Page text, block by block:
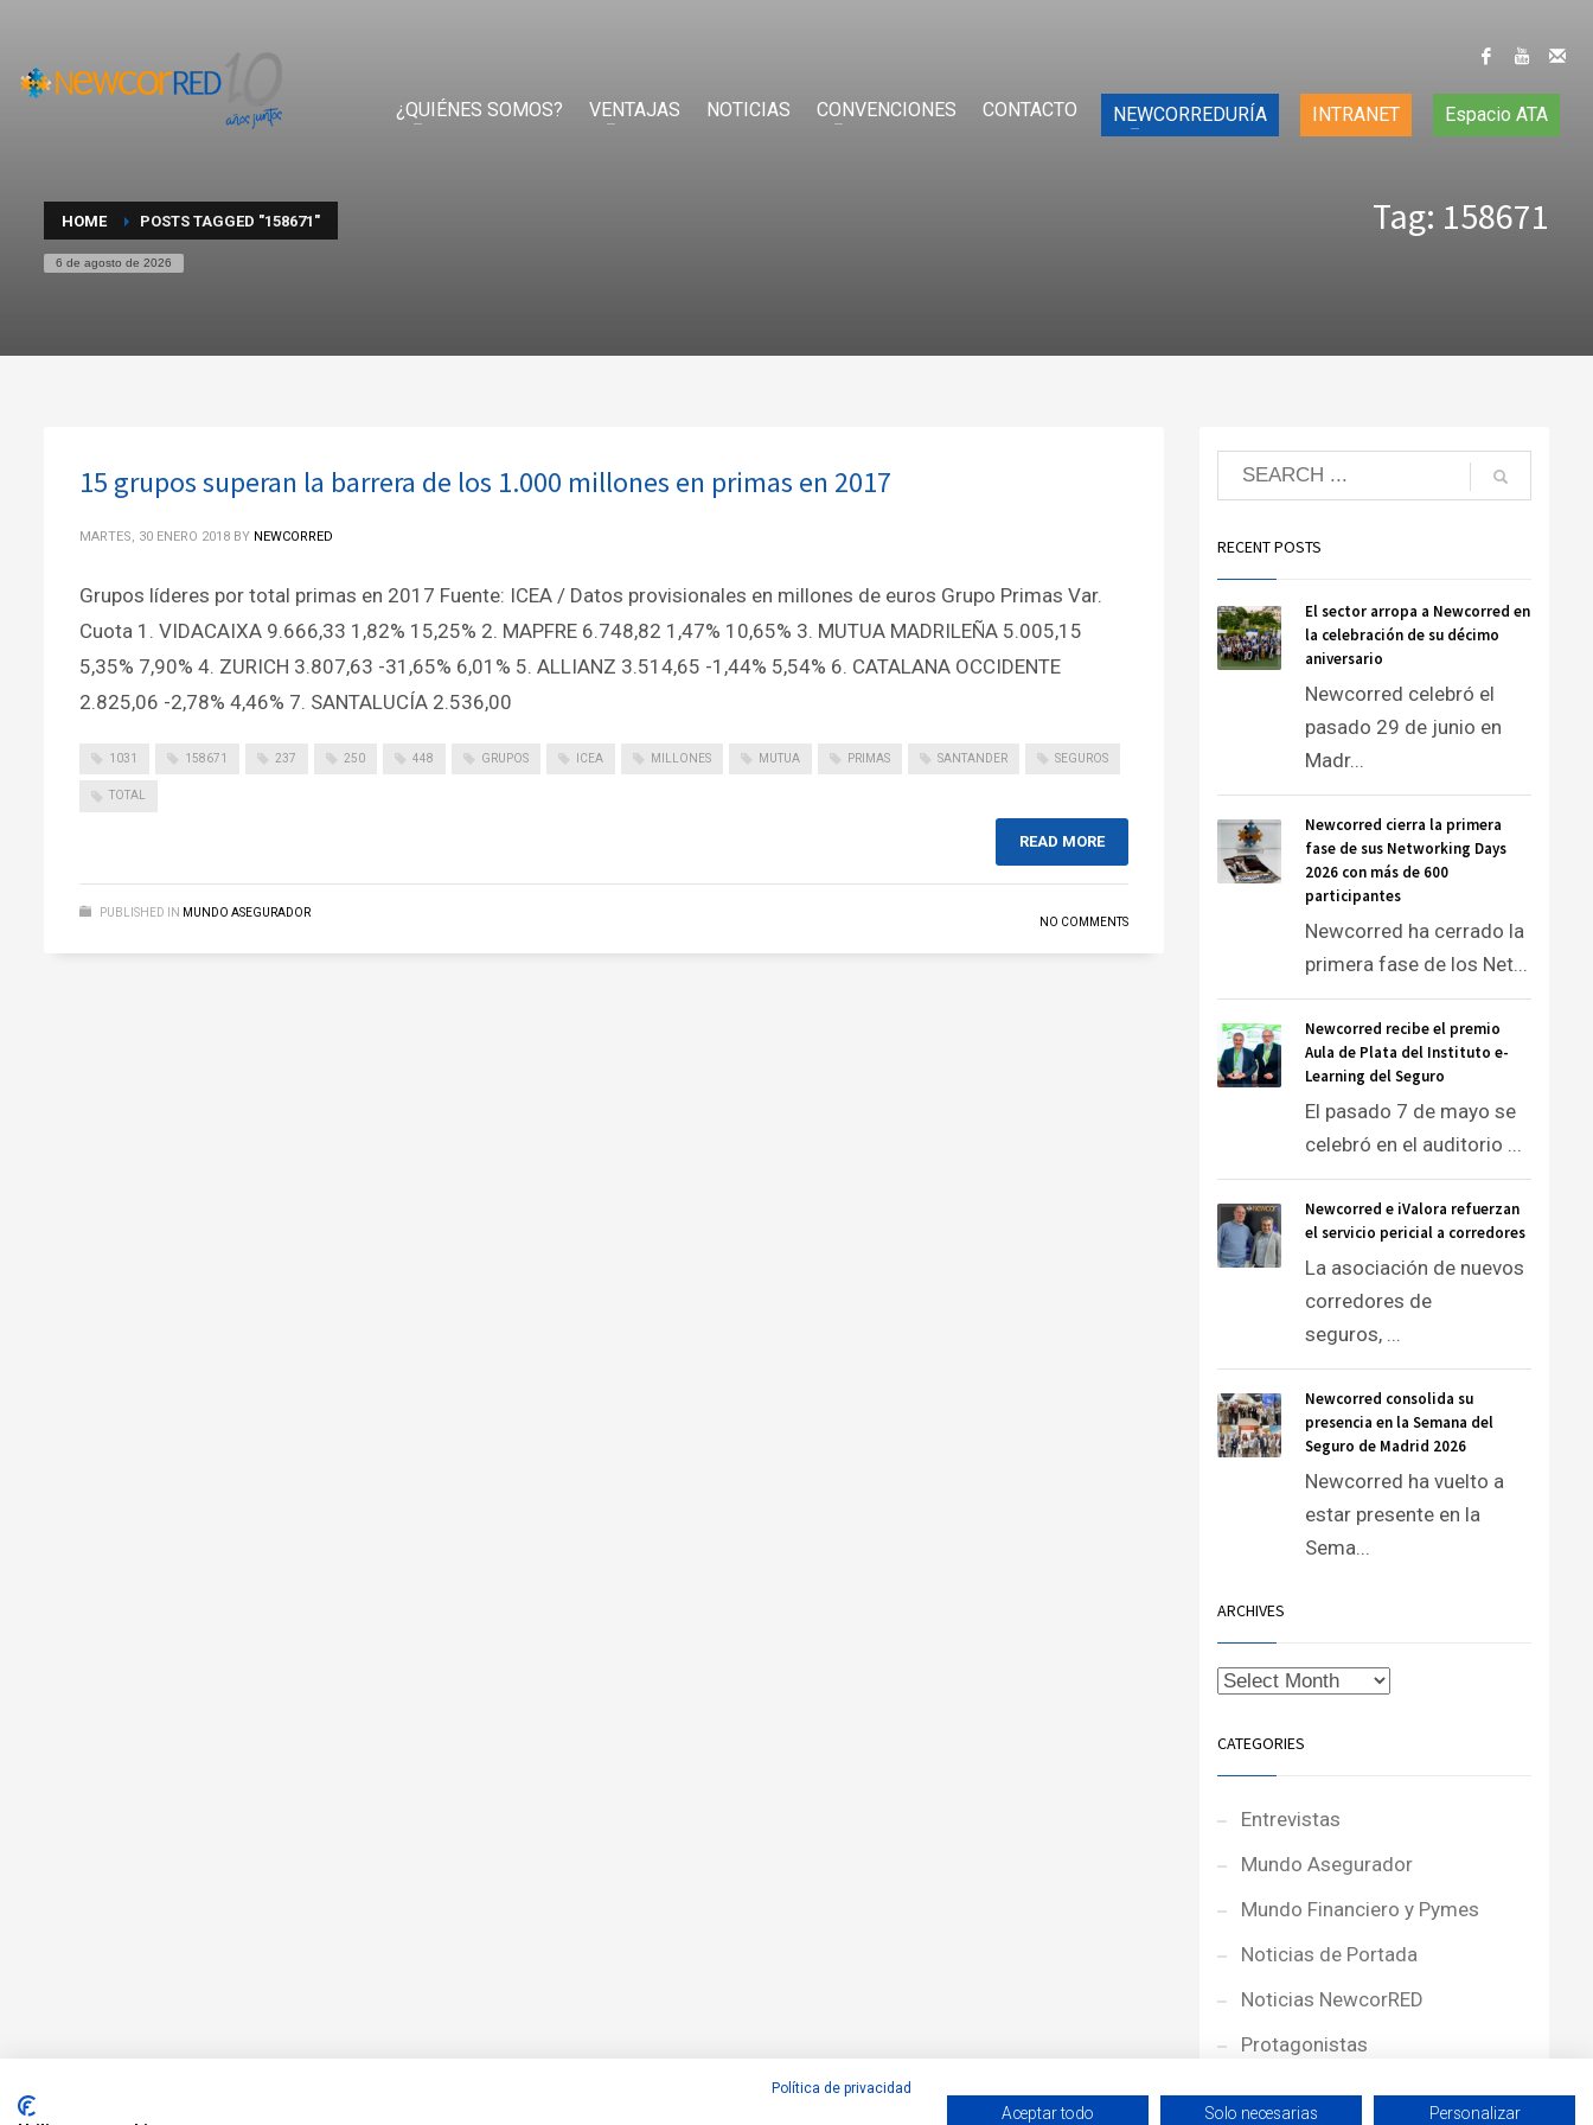
¿QUIÉNES SOMOS? VENTAJAS NOTICIAS CONVENCIONES CONTACTO NEWCORREDURÍA INTRANET Espacio ATA
HOME POSTS TAGGED "158671"
6 de agosto de 2026
Tag: 158671
15 grupos superan la barrera de los 1.000 millones en primas en 2017
MARTES, 30 ENERO 2018 BY NEWCORRED
Grupos líderes por total primas en 2017 Fuente: ICEA / Datos provisionales en millones de euros Grupo Primas Var.
Cuota 1. VIDACAIXA 9.666,33 1,82% 15,25% 2. MAPFRE 6.748,82 1,47% 10,65% 3. MUTUA MADRILEÑA 5.005,15
5,35% 7,90% 4. ZURICH 3.807,63 -31,65% 6,01% 5. ALLIANZ 3.514,65 -1,44% 5,54% 6. CATALANA OCCIDENTE
2.825,06 -2,78% 4,46% 7. SANTALUCÍA 2.536,00
1031 158671 237 250 448 GRUPOS ICEA MILLONES MUTUA PRIMAS SANTANDER SEGUROS
TOTAL
READ MORE
PUBLISHED IN MUNDO ASEGURADOR
NO COMMENTS
RECENT POSTS
El sector arropa a Newcorred en
la celebración de su décimo
aniversario
Newcorred celebró el
pasado 29 de junio en
Madr...
Newcorred cierra la primera
fase de sus Networking Days
2026 con más de 600
participantes
Newcorred ha cerrado la
primera fase de los Net...
Newcorred recibe el premio
Aula de Plata del Instituto e-
Learning del Seguro
El pasado 7 de mayo se
celebró en el auditorio ...
Newcorred e iValora refuerzan
el servicio pericial a corredores
La asociación de nuevos
corredores de
seguros, ...
Newcorred consolida su
presencia en la Semana del
Seguro de Madrid 2026
Newcorred ha vuelto a
estar presente en la
Sema...
ARCHIVES
CATEGORIES
Entrevistas
Mundo Asegurador
Mundo Financiero y Pymes
Noticias de Portada
Noticias NewcorRED
Protagonistas
Reportajes
Política de privacidad
Aceptar todo Solo necesarias Personalizar